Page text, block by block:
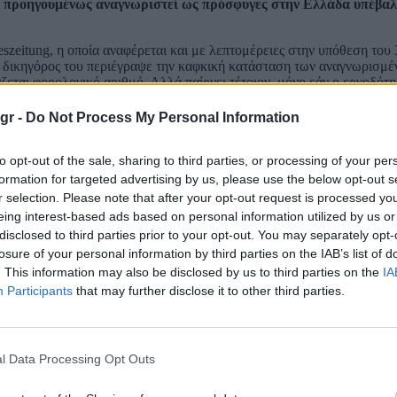
- Do Not Process My Personal Information
opt-out of the sale, sharing to third parties, or processing of your
for targeted advertising by us, please use the below opt-out
selection. Please note that after your opt-out request is processed
interest-based ads based on personal information utilized by us
to third parties prior to your opt-out. You may separately
of your personal information by third parties on the IAB’s list of
This information may also be disclosed by us to third parties on the
Participants that may further disclose it to other third parties.
Data Processing Opt Outs
αναγνωριστεί ως πρόσφυγες στην Ελλάδα
η οποία αναφέρεται και με λεπτομέρειες στην υπόθεση του
του περιέγραψε την καφκική κατάσταση των
φορολογικό αριθμό. Αλλά παίρνει τέτοιον, μόνο εάν ο
τοίχος, είπε αγανακτισμένη η συνάδελφός του. Η Ελλάδα
εκτός Ελλάδας για περισσότερα από δύο χρόνια»
ζει στηΓερμανία από το 2019. Η εφημερίδα σημειώνει ότι οι
ως ακατανόητη και θέλει να συνεχίσει να καταγράφει την
Support Aegean θέλουν να συνεχίσουν να τεκμηριώνουν την